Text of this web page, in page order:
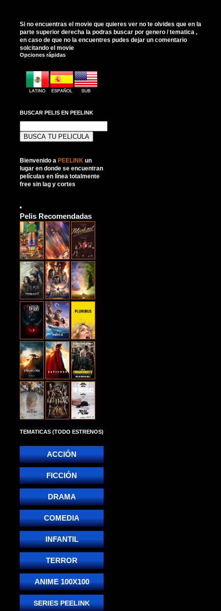
Si no encuentras el movie que quieres ver no te olvides que en la
parte superior derecha la podras buscar por genero / tematica ,
en caso de que no la encuentres pudes dejar un comentario
solcitando el movie
Opciones rápidas
BUSCAR PELIS EN PEELINK
Bienvenido a PEELINK un
lugar en donde se encuentran
películas en línea totalmente
free sin lag y cortes
Pelis Recomendadas
TEMATICAS (TODO ESTRENOS)
ACCIÓN
FICCIÓN
DRAMA
COMEDIA
INFANTIL
TERROR
ANIME 100X100
SERIES PEELINK